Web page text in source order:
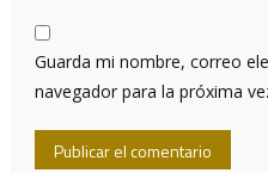
Guarda mi nombre, correo
navegador para la próxima